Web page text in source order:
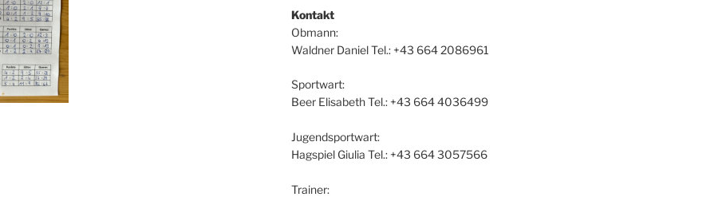
Kontakt
Obmann:
Waldner Daniel Tel.: +43 664 2086961
Sportwart:
Beer Elisabeth Tel.: +43 664 4036499
Jugendsportwart:
Hagspiel Giulia Tel.: +43 664 3057566
Trainer: